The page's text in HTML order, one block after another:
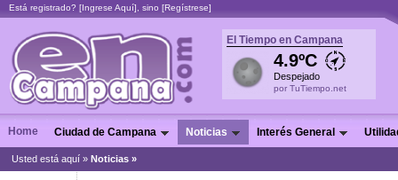
Está registrado? [Ingrese Aquí], sino [Regístrese]
El Tiempo en Campana
4.9ºC
Despejado
por TuTiempo.net
Home Ciudad de Campana Noticias Interés General
Usted está aquí » Noticias »